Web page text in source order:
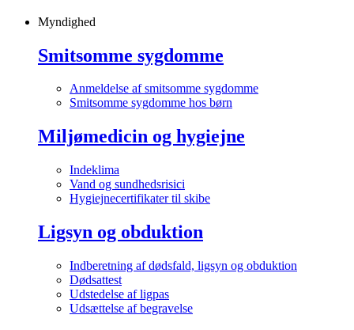
Myndighed
Smitsomme sygdomme
Anmeldelse af smitsomme sygdomme
Smitsomme sygdomme hos børn
Miljømedicin og hygiejne
Indeklima
Vand og sundhedsrisici
Hygiejnecertifikater til skibe
Ligsyn og obduktion
Indberetning af dødsfald, ligsyn og obduktion
Dødsattest
Udstedelse af ligpas
Udsættelse af begravelse